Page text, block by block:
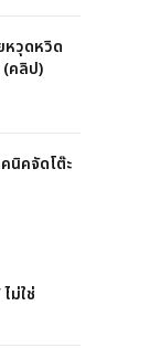
หวุดหวิด
คลิป)
นิคจัดโต๊ะ
ม่ใช่